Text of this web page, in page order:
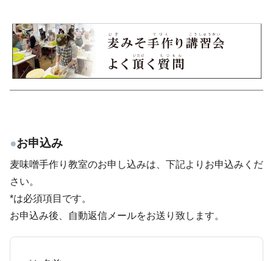
●お申込み
麦味噌手作り教室のお申し込みは、下記よりお申込みくだ
さい。
*は必須項目です。
お申込み後、自動返信メールをお送り致します。